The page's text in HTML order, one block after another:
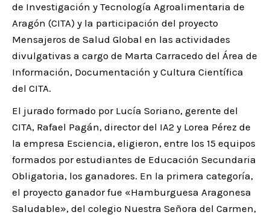
de Investigación y Tecnología Agroalimentaria de
Aragón (CITA) y la participación del proyecto
Mensajeros de Salud Global en las actividades
divulgativas a cargo de Marta Carracedo del Área de
Información, Documentación y Cultura Científica
del CITA.
El jurado formado por Lucía Soriano, gerente del
CITA, Rafael Pagán, director del IA2 y Lorea Pérez de
la empresa Esciencia, eligieron, entre los 15 equipos
formados por estudiantes de Educación Secundaria
Obligatoria, los ganadores. En la primera categoría,
el proyecto ganador fue «Hamburguesa Aragonesa
Saludable», del colegio Nuestra Señora del Carmen,